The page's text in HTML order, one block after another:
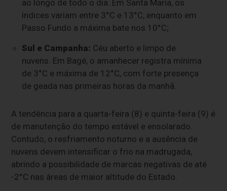
ao longo de todo o dia. Em Santa Maria, os
índices variam entre 3°C e 13°C, enquanto em
Passo Fundo a máxima bate nos 10°C;
Sul e Campanha: Céu aberto e limpo de
nuvens. Em Bagé, o amanhecer registra mínima
de 3°C e máxima de 12°C, com forte presença
de geada nas primeiras horas da manhã.
A tendência para a quarta-feira (8) e quinta-feira (9) é
de manutenção do tempo estável e ensolarado.
Contudo, o resfriamento noturno e a ausência de
nuvens devem intensificar o frio na madrugada,
abrindo a possibilidade de marcas negativas de até
-2°C nas áreas de maior altitude do Estado.